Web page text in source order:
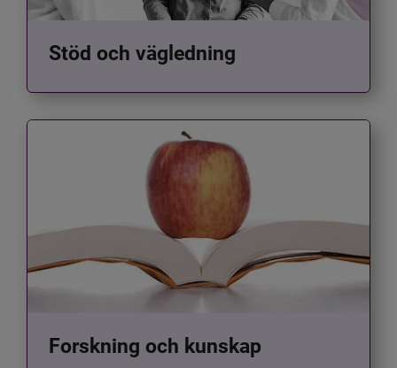
Stöd och vägledning
Forskning och kunskap